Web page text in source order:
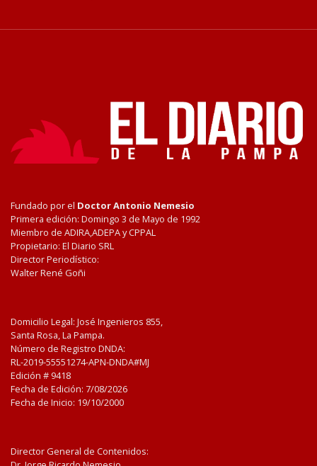
Fundado por el Doctor Antonio Nemesio
Primera edición: Domingo 3 de Mayo de 1992
Miembro de ADIRA,ADEPA y CPPAL
Propietario: El Diario SRL
Director Periodístico:
Walter René Goñi
Domicilio Legal: José Ingenieros 855,
Santa Rosa, La Pampa.
Número de Registro DNDA:
RL-2019-55551274-APN-DNDA#MJ
Edición # 9418
Fecha de Edición: 7/08/2026
Fecha de Inicio: 19/10/2000
Director General de Contenidos: